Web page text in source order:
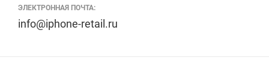
ЭЛЕКТРОННАЯ ПОЧТА:
info@iphone-retail.ru